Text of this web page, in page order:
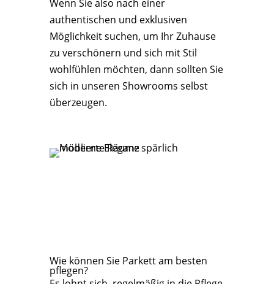
Wenn Sie also nach einer
authentischen und exklusiven
Möglichkeit suchen, um Ihr Zuhause
zu verschönern und sich mit Stil
wohlfühlen möchten, dann sollten Sie
sich in unseren Showrooms selbst
überzeugen.
Wie können Sie Parkett am besten
pflegen?